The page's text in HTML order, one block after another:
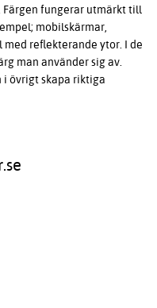
Färgen fungerar utmärkt till
mobilskärmar,
reflekterande ytor. I de
man använder sig av.
övrigt skapa riktiga